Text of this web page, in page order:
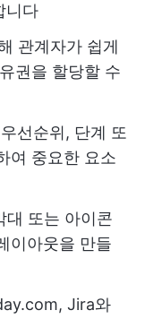
니다
관계자가 쉽게
권을 할당할 수
선순위, 단계 또
여 중요한 요소
대 또는 아이콘
이아웃을 만들
Jira와